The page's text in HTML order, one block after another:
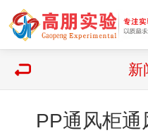
新
PP通风柜